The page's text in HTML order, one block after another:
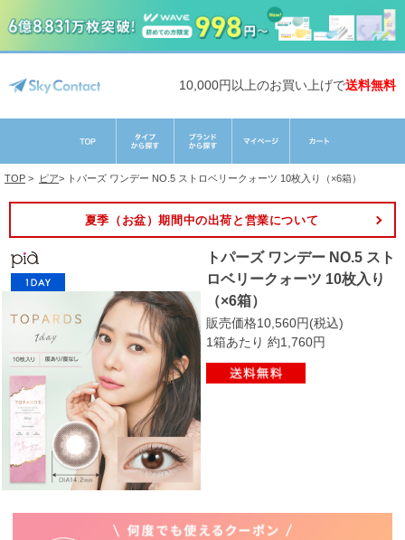
10,000円以上のお買い上げで送料無料
TOP > ピア> トパーズ ワンデー NO.5 ストロベリークォーツ 10枚入り（×6箱）
夏季（お盆）期間中の出荷と営業について
トパーズ ワンデー NO.5 スト
ロベリークォーツ 10枚入り
（×6箱）
販売価格10,560円(税込)
1箱あたり 約1,760円